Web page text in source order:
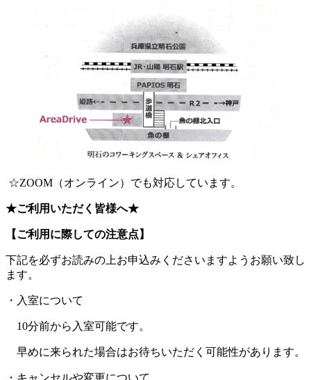
☆ZOOM（オンライン）でも対応しています。
★ご利用いただく皆様へ★
【ご利用に際しての注意点】
下記を必ずお読みの上お申込みくださいますようお願い致し
ます。
・入室について
10分前から入室可能です。
早めに来られた場合はお待ちいただく可能性があります。
・キャンセルや変更について